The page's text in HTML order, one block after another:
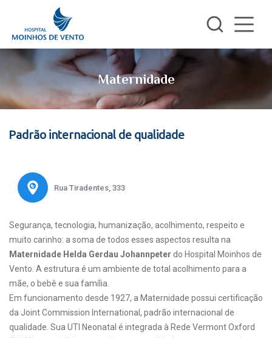
Maternidade
Padrão internacional de qualidade
Rua Tiradentes, 333
Segurança, tecnologia, humanização, acolhimento, respeito e
muito carinho: a soma de todos esses aspectos resulta na
Maternidade Helda Gerdau Johannpeter do Hospital Moinhos de
Vento. A estrutura é um ambiente de total acolhimento para a
mãe, o bebê e sua família.
Em funcionamento desde 1927, a Maternidade possui certificação
da Joint Commission International, padrão internacional de
qualidade. Sua UTI Neonatal é integrada à Rede Vermont Oxford